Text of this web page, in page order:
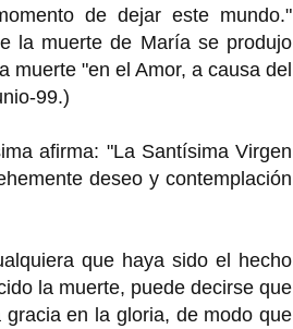
de dejar este mundo."
la muerte de María se produjo
muerte "en el Amor, a causa del
99.)
afirma: "La Santísima Virgen
deseo y contemplación
que haya sido el hecho
la muerte, puede decirse que
en la gloria, de modo que